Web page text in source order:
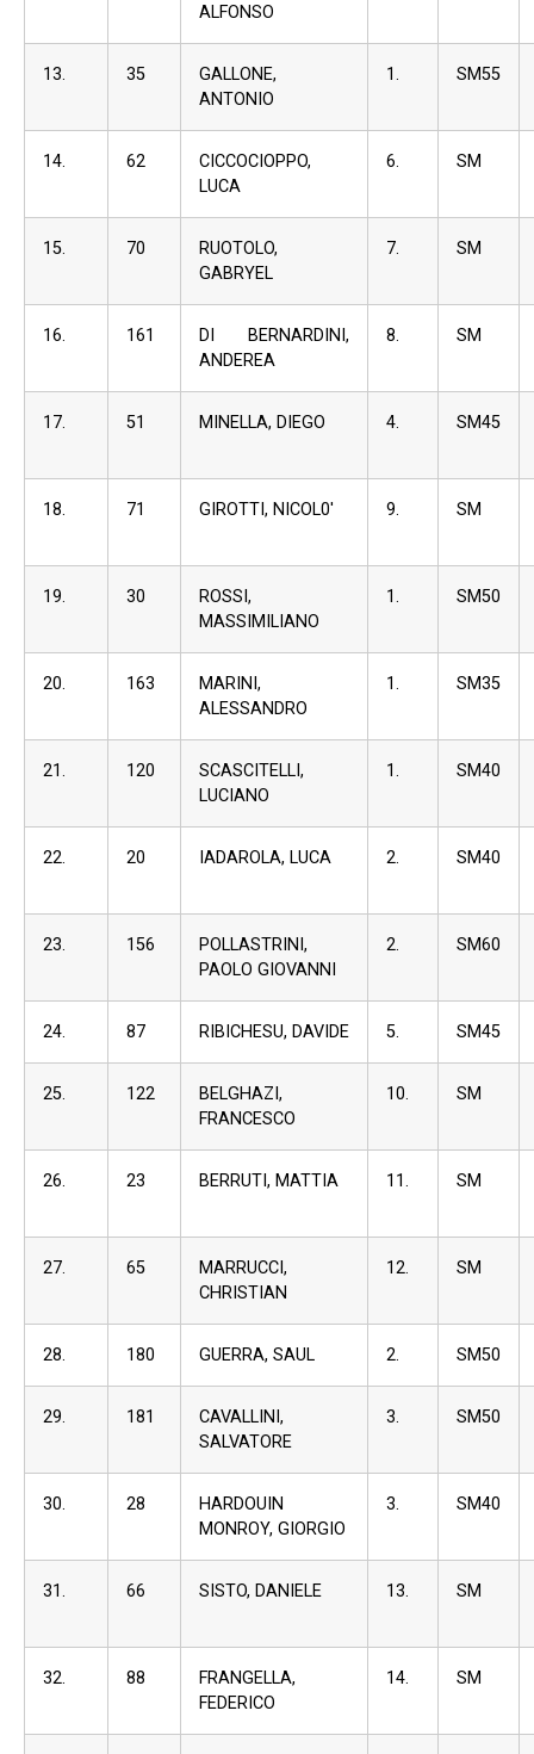
ALFONSO
13. 35
GALLONE,
ANTONIO
1. SM55
14. 62
CICCOCIOPPO,
LUCA
6. SM
15. 70
RUOTOLO,
GABRYEL
7. SM
16. 161
DI BERNARDINI,
ANDEREA
8. SM
17. 51 MINELLA, DIEGO 4. SM45
18. 71 GIROTTI, NICOL0′ 9. SM
19. 30
ROSSI,
MASSIMILIANO
1. SM50
20. 163
MARINI,
ALESSANDRO
1. SM35
21. 120
SCASCITELLI,
LUCIANO
1. SM40
22. 20 IADAROLA, LUCA 2. SM40
23. 156
POLLASTRINI,
PAOLO GIOVANNI
2. SM60
24. 87 RIBICHESU, DAVIDE 5. SM45
25. 122
BELGHAZI,
FRANCESCO
10. SM
26. 23 BERRUTI, MATTIA 11. SM
27. 65
MARRUCCI,
CHRISTIAN
12. SM
28. 180 GUERRA, SAUL 2. SM50
29. 181
CAVALLINI,
SALVATORE
3. SM50
30. 28
HARDOUIN
MONROY, GIORGIO
3. SM40
31. 66 SISTO, DANIELE 13. SM
32. 88
FRANGELLA,
FEDERICO
14. SM